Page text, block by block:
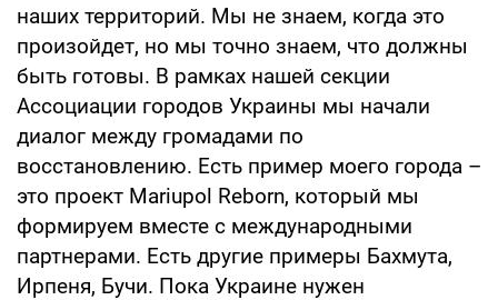
наших территорий. Мы не знаем, когда это
произойдет, но мы точно знаем, что должны
быть готовы. В рамках нашей секции
Ассоциации городов Украины мы начали
диалог между громадами по
восстановлению. Есть пример моего города –
это проект Mariupol Reborn, который мы
формируем вместе с международными
партнерами. Есть другие примеры Бахмута,
Ирпеня, Бучи. Пока Украине нужен